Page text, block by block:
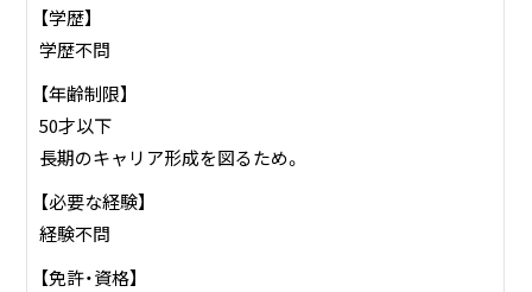
【学歴】
学歴不問
【年齢制限】
50才以下
長期のキャリア形成を図るため。
【必要な経験】
経験不問
【免許・資格】